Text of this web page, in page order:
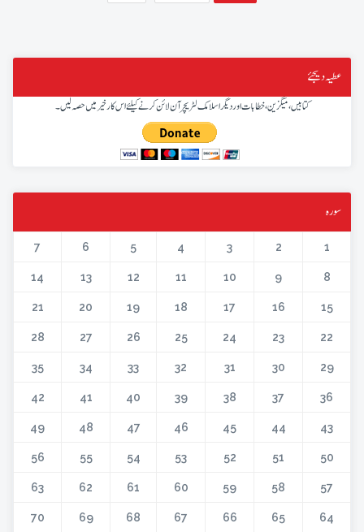
عطیہ دیجئے
کتابیں، میگزین، خطابات اور دیگر اسلامک لٹریچر آن لائن کرنے کیلئے اس کار خیر میں حصہ لیں۔
سورہ
1
2
3
4
5
6
7
8
9
10
11
12
13
14
15
16
17
18
19
20
21
22
23
24
25
26
27
28
29
30
31
32
33
34
35
36
37
38
39
40
41
42
43
44
45
46
47
48
49
50
51
52
53
54
55
56
57
58
59
60
61
62
63
64
65
66
67
68
69
70